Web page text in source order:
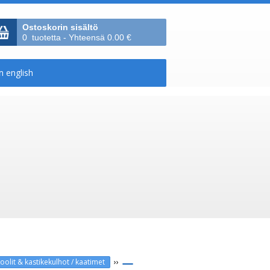
Ostoskorin sisältö
0 tuotetta - Yhteensä 0.00 €
& kastikekulhot / kaatimet ››